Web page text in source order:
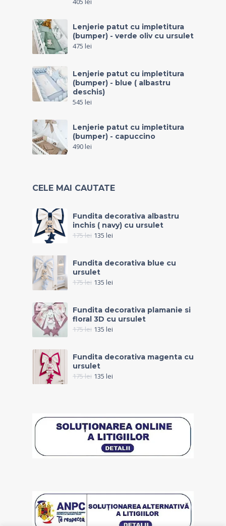
Lenjerie patut cu impletitura
(bumper) - verde oliv cu ursulet
475 lei
Lenjerie patut cu impletitura
(bumper) - blue ( albastru
deschis)
545 lei
Lenjerie patut cu impletitura
(bumper) - capuccino
490lei
CELE MAI CAUTATE
Fundita decorativa albastru
inchis ( navy) cu ursulet
175lei 135 lei
Fundita decorativa blue cu
ursulet
175lei 135 lei
Fundita decorativa plamanie si
floral 3D cu ursulet
175lei 135 lei
Fundita decorativa magenta cu
ursulet
175lei 135 lei